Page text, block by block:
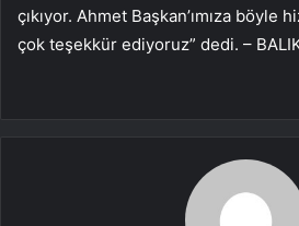
çıkıyor. Ahmet Başkan’ımıza böyle
çok teşekkür ediyoruz” dedi. –